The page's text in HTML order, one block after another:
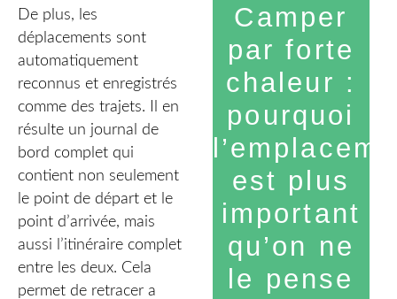
De plus, les
déplacements sont
automatiquement
reconnus et enregistrés
comme des trajets. Il en
résulte un journal de
bord complet qui
contient non seulement
le point de départ et le
point d’arrivée, mais
aussi l’itinéraire complet
entre les deux. Cela
permet de retracer a
Camper
par forte
chaleur :
pourquoi
est plus
important
qu’on ne
le pense